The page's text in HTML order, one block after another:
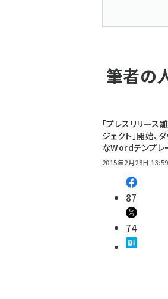
筆者の
「プレスリリース
ジェクト」開始、
なWordテンプレ
2015年2月28日 13:59
87
74